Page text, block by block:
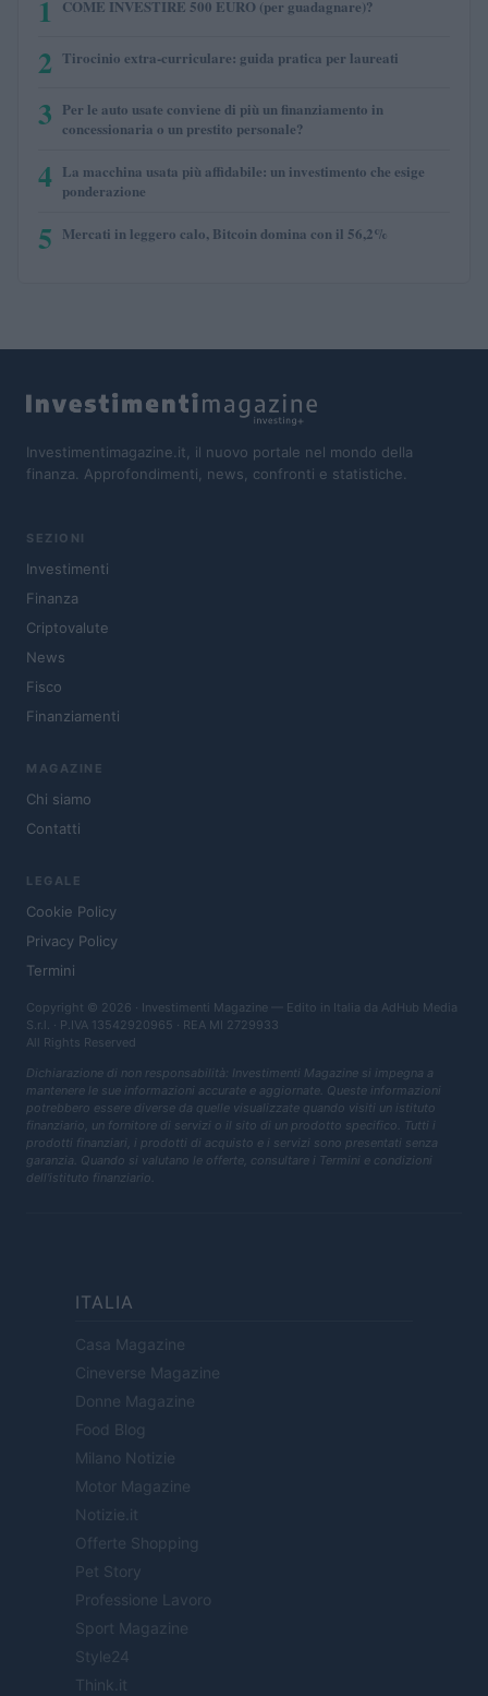
1 COME INVESTIRE 500 EURO (per guadagnare)?
2 Tirocinio extra-curriculare: guida pratica per laureati
3 Per le auto usate conviene di più un finanziamento in
concessionaria o un prestito personale?
4 La macchina usata più affidabile: un investimento che esige
ponderazione
5 Mercati in leggero calo, Bitcoin domina con il 56,2%
Investimentimagazine.it, il nuovo portale nel mondo della
finanza. Approfondimenti, news, confronti e statistiche.
SEZIONI
Investimenti
Finanza
Criptovalute
News
Fisco
Finanziamenti
MAGAZINE
Chi siamo
Contatti
LEGALE
Cookie Policy
Privacy Policy
Termini
Copyright © 2026 · Investimenti Magazine — Edito in Italia da AdHub Media
S.r.l. · P.IVA 13542920965 · REA MI 2729933
All Rights Reserved
Dichiarazione di non responsabilità: Investimenti Magazine si impegna a
mantenere le sue informazioni accurate e aggiornate. Queste informazioni
potrebbero essere diverse da quelle visualizzate quando visiti un istituto
finanziario, un fornitore di servizi o il sito di un prodotto specifico. Tutti i
prodotti finanziari, i prodotti di acquisto e i servizi sono presentati senza
garanzia. Quando si valutano le offerte, consultare i Termini e condizioni
dell'istituto finanziario.
ITALIA
Casa Magazine
Cineverse Magazine
Donne Magazine
Food Blog
Milano Notizie
Motor Magazine
Notizie.it
Offerte Shopping
Pet Story
Professione Lavoro
Sport Magazine
Style24
Think.it